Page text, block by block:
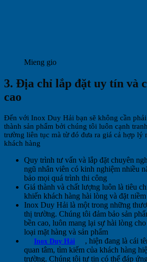
Mieng gio
3. Địa chỉ lắp đặt uy tín và
cao
Đến với Inox Duy Hải bạn sẽ không cần
thành sản phẩm bởi chúng tôi luôn cạnh
trường liên tục mà từ đó đưa ra giá cả hợp lý
khách hàng
Quy trình tư vấn và lắp đặt chuyên
ngũ nhân viên có kinh nghiệm nhiều
bảo mọi quá trình thi công
Giá thành và chất lượng luôn là tiêu
khiến khách hàng hài lòng và đặt
Inox Duy Hải là một trong những
thị trường. Chúng tôi đảm bảo sản
bền cao, luôn mang lại sự hài lòng
loại mặt hàng và sản phẩm
Inox Duy Hải
, hiện đang là cái
quan tâm, tìm kiếm của khách hàng
trường. Chúng tôi tự tin có thể đáp